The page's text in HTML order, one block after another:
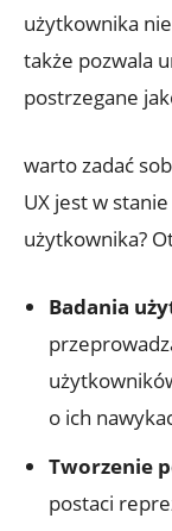
użytkownika
także pozwala
postrzegane
warto zadać
UX jest w
użytkownika?
Badania
o ich
Tworzenie
postaci